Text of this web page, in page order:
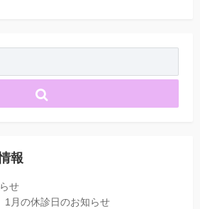
報
せ
1月の休診日のお知らせ